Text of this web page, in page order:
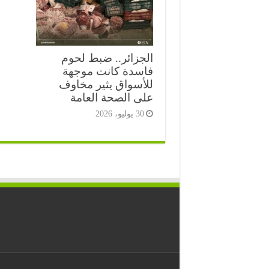
الجزائر.. ضبط لحوم
فاسدة كانت موجهة
للأسواق يثير مخاوف
على الصحة العامة
30 يوليو، 2026